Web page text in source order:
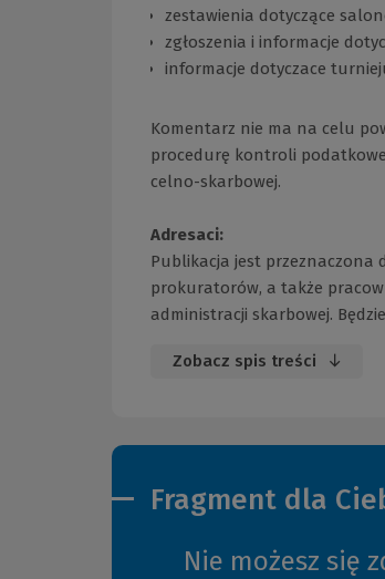
zestawienia dotyczące
zgłoszenia i informacje
informacje dotyczace
Komentarz nie ma na celu
procedurę kontroli
celno-skarbowej.
Adresaci:
Publikacja jest przeznaczona
prokuratorów, a także
administracji skarbowej.
Zobacz spis treści
Fragment dla
Nie możesz się